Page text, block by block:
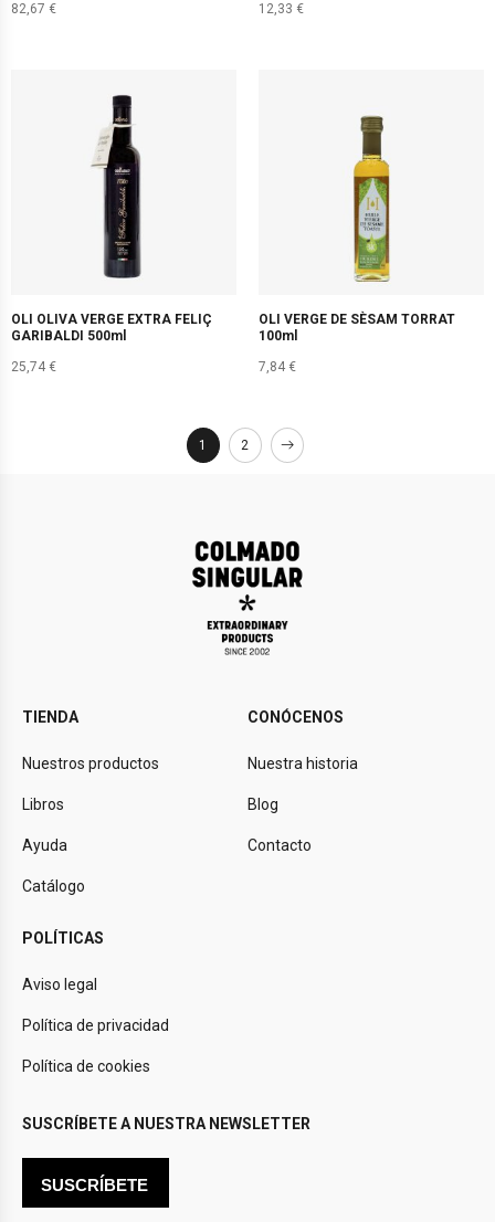
82,67 €
12,33 €
OLI OLIVA VERGE EXTRA FELIÇ
GARIBALDI 500ml
25,74 €
OLI VERGE DE SÈSAM TORRAT
100ml
7,84 €
1 2
TIENDA
Nuestros productos
Libros
Ayuda
Catálogo
CONÓCENOS
Nuestra historia
Blog
Contacto
POLÍTICAS
Aviso legal
Política de privacidad
Política de cookies
SUSCRÍBETE A NUESTRA NEWSLETTER
SUSCRÍBETE